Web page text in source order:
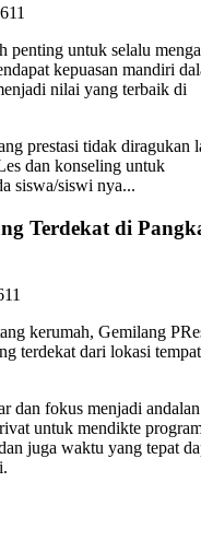
penting untuk selalu
kepuasan mandiri
nilai yang terbaik di
prestasi tidak diragukan
dan konseling untuk
siswa/siswi nya...
Terdekat di
kerumah, Gemilang
terdekat dari lokasi tempat
dan fokus menjadi andalan
untuk mendikte
juga waktu yang tepat